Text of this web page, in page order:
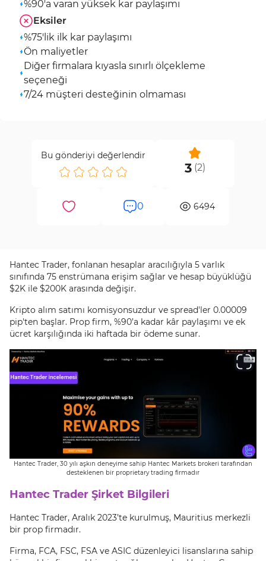
%90'a varan yüksek kar paylaşımı
Eksiler
%75'lik ilk kar paylaşımı
Ön maliyetler
Diğer firmalara kıyasla sınırlı ölçekleme
seçeneği
7/24 müşteri desteğinin olmaması
3 (2)
Bu gönderiyi değerlendir
0 6494
Hantec Trader, fonlanan hesaplar aracılığıyla 5 varlık
sınıfında 75 enstrümana erişim sağlar ve hesap büyüklüğü
$2K ile $200K arasında değişir.
Kripto alım satımı komisyonsuzdur ve spread'ler 0.00009
pip'ten başlar. Prop firm, %90’a kadar kâr paylaşımı ve ek
ücret karşılığında iki haftada bir ödeme sunar.
Hantec Trader, 30 yılı aşkın deneyime sahip Hantec Markets brokeri tarafından
desteklenen bir proprietary trading firmadır
Hantec Trader Şirket Bilgileri
Hantec Trader, Aralık 2023’te kurulmuş, Mauritius merkezli
bir prop firmadır.
Firma, FCA, FSC, FSA ve ASIC düzenleyici lisanslarına sahip